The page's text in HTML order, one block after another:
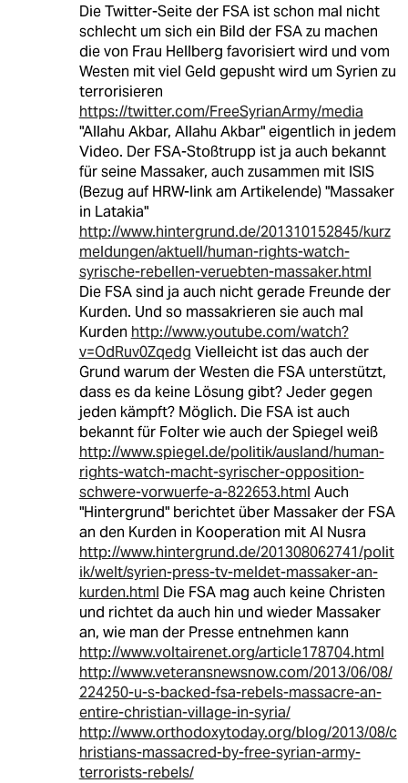
Die Twitter-Seite der FSA ist schon mal nicht
schlecht um sich ein Bild der FSA zu machen
die von Frau Hellberg favorisiert wird und vom
Westen mit viel Geld gepusht wird um Syrien zu
terrorisieren
https://twitter.com/FreeSyrianArmy/media
"Allahu Akbar, Allahu Akbar" eigentlich in jedem
Video. Der FSA-Stoßtrupp ist ja auch bekannt
für seine Massaker, auch zusammen mit ISIS
(Bezug auf HRW-link am Artikelende) "Massaker
in Latakia"
http://www.hintergrund.de/201310152845/kurz
meldungen/aktuell/human-rights-watch-
syrische-rebellen-veruebten-massaker.html
Die FSA sind ja auch nicht gerade Freunde der
Kurden. Und so massakrieren sie auch mal
Kurden http://www.youtube.com/watch?
v=OdRuv0Zqedg Vielleicht ist das auch der
Grund warum der Westen die FSA unterstützt,
dass es da keine Lösung gibt? Jeder gegen
jeden kämpft? Möglich. Die FSA ist auch
bekannt für Folter wie auch der Spiegel weiß
http://www.spiegel.de/politik/ausland/human-
rights-watch-macht-syrischer-opposition-
schwere-vorwuerfe-a-822653.html Auch
"Hintergrund" berichtet über Massaker der FSA
an den Kurden in Kooperation mit Al Nusra
http://www.hintergrund.de/201308062741/polit
ik/welt/syrien-press-tv-meldet-massaker-an-
kurden.html Die FSA mag auch keine Christen
und richtet da auch hin und wieder Massaker
an, wie man der Presse entnehmen kann
http://www.voltairenet.org/article178704.html
http://www.veteransnewsnow.com/2013/06/08/
224250-u-s-backed-fsa-rebels-massacre-an-
entire-christian-village-in-syria/
http://www.orthodoxytoday.org/blog/2013/08/c
hristians-massacred-by-free-syrian-army-
terrorists-rebels/